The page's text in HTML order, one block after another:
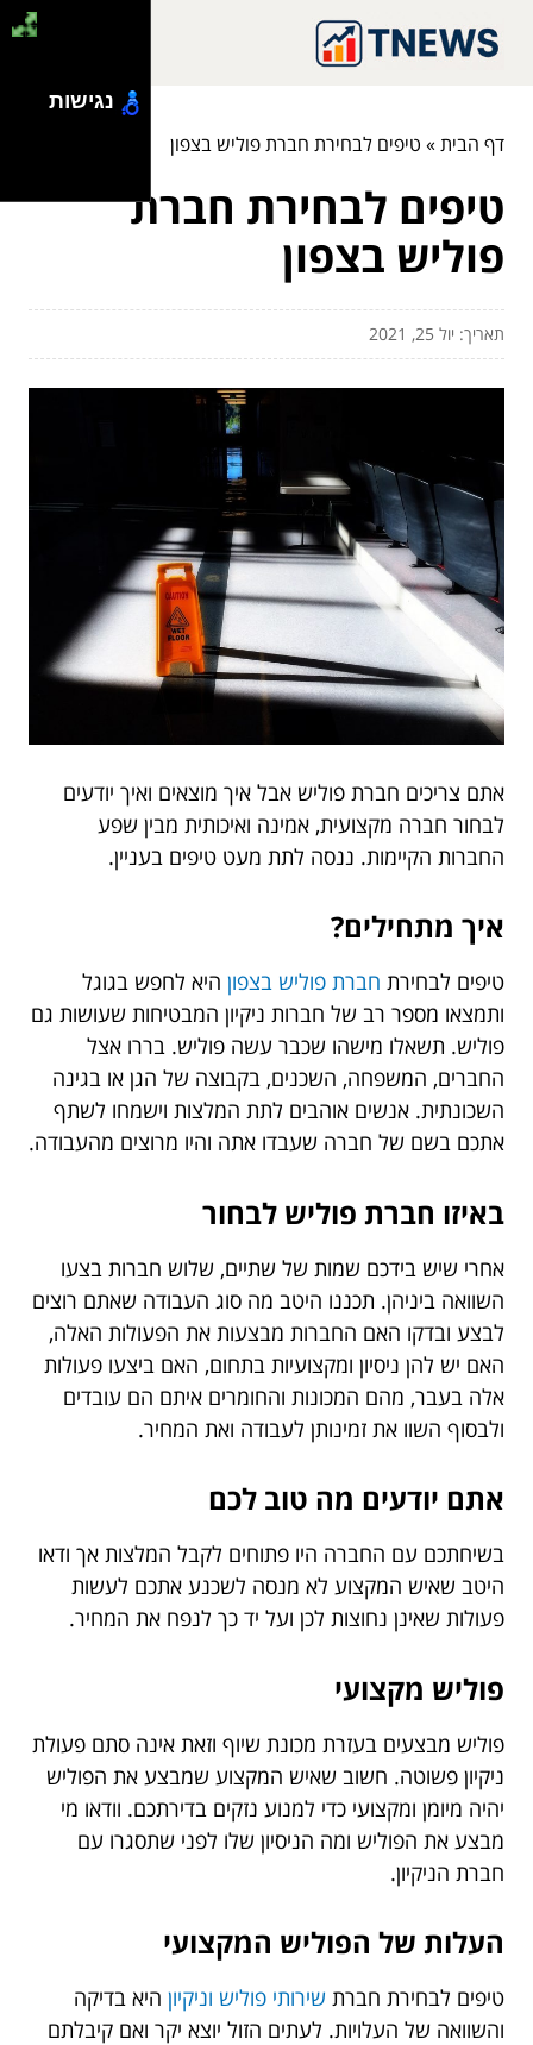
דף הבית» טיפים לבחירת חברת פוליש בצפון
טיפים לבחירת חברת
פוליש בצפון
תאריך: יול 25, 2021
אתם צריכים חברת פוליש אבל איך מוצאים ואיך יודעים
לבחור חברה מקצועית, אמינה ואיכותית מבין שפע
החברות הקיימות. ננסה לתת מעט טיפים בעניין.
איך מתחילים?
טיפים לבחירת חברת פוליש בצפון היא לחפש בגוגל
ותמצאו מספר רב של חברות ניקיון המבטיחות שעושות גם
פוליש. תשאלו מישהו שכבר עשה פוליש. בררו אצל
החברים, המשפחה, השכנים, בקבוצה של הגן או בגינה
השכונתית. אנשים אוהבים לתת המלצות וישמחו לשתף
אתכם בשם של חברה שעבדו אתה והיו מרוצים מהעבודה.
באיזו חברת פוליש לבחור
אחרי שיש בידכם שמות של שתיים, שלוש חברות בצעו
השוואה ביניהן. תכננו היטב מה סוג העבודה שאתם רוצים
לבצע ובדקו האם החברות מבצעות את הפעולות האלה,
האם יש להן ניסיון ומקצועיות בתחום, האם ביצעו פעולות
אלה בעבר, מהם המכונות והחומרים איתם הם עובדים
ולבסוף השוו את זמינותן לעבודה ואת המחיר.
אתם יודעים מה טוב לכם
בשיחתכם עם החברה היו פתוחים לקבל המלצות אך ודאו
היטב שאיש המקצוע לא מנסה לשכנע אתכם לעשות
פעולות שאינן נחוצות לכן ועל יד כך לנפח את המחיר.
פוליש מקצועי
פוליש מבצעים בעזרת מכונת שיוף וזאת אינה סתם פעולת
ניקיון פשוטה. חשוב שאיש המקצוע שמבצע את הפוליש
יהיה מיומן ומקצועי כדי למנוע נזקים בדירתכם. וודאו מי
מבצע את הפוליש ומה הניסיון שלו לפני שתסגרו עם
חברת הניקיון.
העלות של הפוליש המקצועי
טיפים לבחירת חברת שירותי פוליש וניקיון היא בדיקה
והשוואה של העלויות. לעתים הזול יוצא יקר ואם קיבלתם
נגישות